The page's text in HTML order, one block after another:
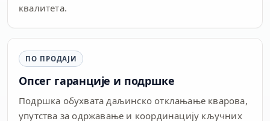
квалитета.
ПО ПРОДАЈИ
Опсег гаранције и подршке
Подршка обухвата даљинско отклањање кварова,
упутства за одржавање и координацију кључних